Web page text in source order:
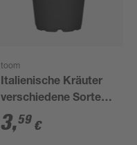
toom
Italienische Kräuter
verschiedene Sorten
14 cm Topf
3,59 €